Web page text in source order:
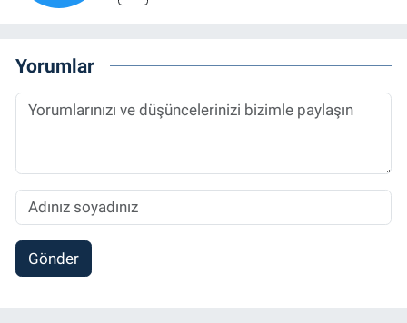
Yorumlar
Gönder